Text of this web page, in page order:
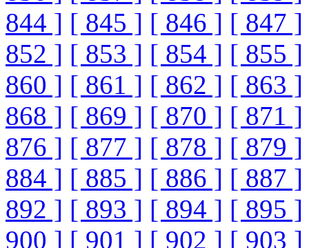
844 ] [ 845 ] [ 846 ] [ 847 ]
852 ] [ 853 ] [ 854 ] [ 855 ]
860 ] [ 861 ] [ 862 ] [ 863 ]
868 ] [ 869 ] [ 870 ] [ 871 ]
876 ] [ 877 ] [ 878 ] [ 879 ]
884 ] [ 885 ] [ 886 ] [ 887 ]
892 ] [ 893 ] [ 894 ] [ 895 ]
900 ] [ 901 ] [ 902 ] [ 903 ]